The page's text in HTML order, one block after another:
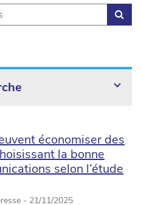
économiser des
la bonne
selon l’étude
- 21/11/2025